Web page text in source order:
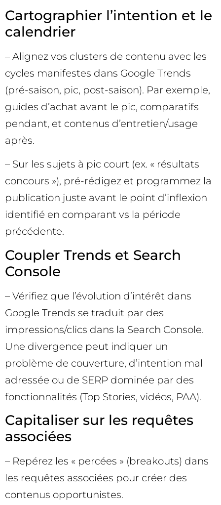
Cartographier l’intention et le
calendrier
– Alignez vos clusters de contenu avec les
cycles manifestes dans Google Trends
(pré-saison, pic, post-saison). Par exemple,
guides d’achat avant le pic, comparatifs
pendant, et contenus d’entretien/usage
après.
– Sur les sujets à pic court (ex. « résultats
concours »), pré-rédigez et programmez la
publication juste avant le point d’inflexion
identifié en comparant vs la période
précédente.
Coupler Trends et Search
Console
– Vérifiez que l’évolution d’intérêt dans
Google Trends se traduit par des
impressions/clics dans la Search Console.
Une divergence peut indiquer un
problème de couverture, d’intention mal
adressée ou de SERP dominée par des
fonctionnalités (Top Stories, vidéos, PAA).
Capitaliser sur les requêtes
associées
– Repérez les « percées » (breakouts) dans
les requêtes associées pour créer des
contenus opportunistes.